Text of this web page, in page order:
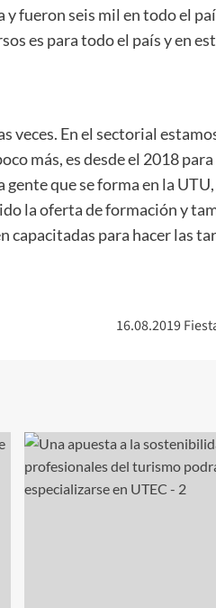
fueron seis mil en todo el
es para todo el país y en
veces. En el sectorial
más, es desde el 2018
que se forma en la
la oferta de formación y
para hacer las
16.08.2019